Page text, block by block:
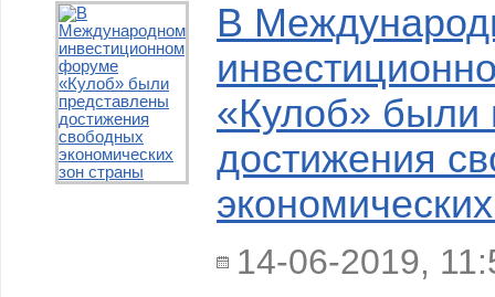
В
«Кулоб» были
достижения
14-06-2019,